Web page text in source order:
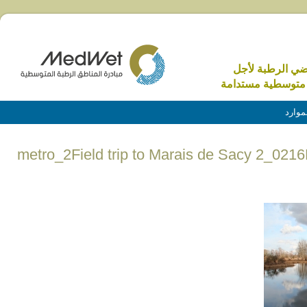
الرطبة لأجل
مستدامة
metro_2Field trip to Marais de Sacy